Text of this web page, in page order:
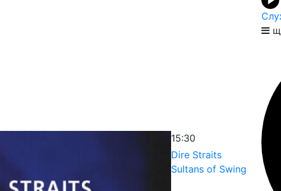
15:30
Dire Straits
Sultans of Swing